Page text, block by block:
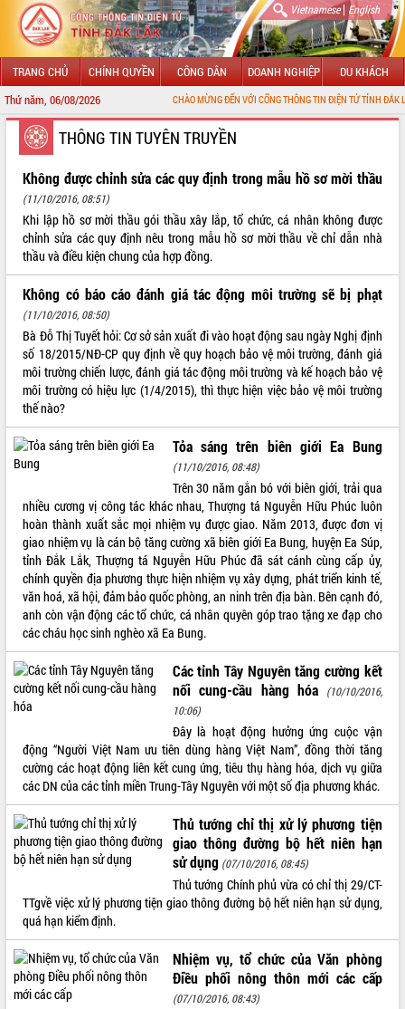
Vietnamese| English
TRANG CHỦ CHÍNH QUYỀN CÔNG DÂN DOANH NGHIỆP DU KHÁCH
Thứ năm, 06/08/2026 CHÀO MỪNG ĐẾN VỚI CỔNG THÔNG TIN ĐIỆN TỬ TỈNH ĐẮK LẮK
GIỚI THIỆU
LÃNH ĐẠO UBND TỈNH
TIN TỨC SỰ KIỆN
SỞ, BAN, NGÀNH
THÔNG TIN CHỈ ĐẠO ĐIỀU HÀNH
HỆ THỐNG VĂN BẢN
VĂN BẢN HĐND TỈNH
ĐIỂM TIN VĂN BẢN
QUY HOẠCH - KẾ HOẠCH
VIDEO
Không có file video nào để phát.
ALBUM ẢNH
THÔNG TIN TUYÊN TRUYỀN
Không được chỉnh sửa các quy định trong mẫu hồ sơ mời thầu
(11/10/2016, 08:51)
Khi lập hồ sơ mời thầu gói thầu xây lắp, tổ chức, cá nhân không được
chỉnh sửa các quy định nêu trong mẫu hồ sơ mời thầu về chỉ dẫn nhà
thầu và điều kiện chung của hợp đồng.
Không có báo cáo đánh giá tác động môi trường sẽ bị phạt
(11/10/2016, 08:50)
Bà Đỗ Thị Tuyết hỏi: Cơ sở sản xuất đi vào hoạt động sau ngày Nghị định
số 18/2015/NĐ-CP quy định về quy hoạch bảo vệ môi trường, đánh giá
môi trường chiến lược, đánh giá tác động môi trường và kế hoạch bảo vệ
môi trường có hiệu lực (1/4/2015), thì thực hiện việc bảo vệ môi trường
thế nào?
Tỏa sáng trên biên giới Ea Bung
(11/10/2016, 08:48)
Trên 30 năm gắn bó với biên giới, trải qua
nhiều cương vị công tác khác nhau, Thượng tá Nguyễn Hữu Phúc luôn
hoàn thành xuất sắc mọi nhiệm vụ được giao. Năm 2013, được đơn vị
giao nhiệm vụ là cán bộ tăng cường xã biên giới Ea Bung, huyện Ea Súp,
tỉnh Đắk Lắk, Thượng tá Nguyễn Hữu Phúc đã sát cánh cùng cấp ủy,
chính quyền địa phương thực hiện nhiệm vụ xây dựng, phát triển kinh tế,
văn hoá, xã hội, đảm bảo quốc phòng, an ninh trên địa bàn. Bên cạnh đó,
anh còn vận động các tổ chức, cá nhân quyên góp trao tặng xe đạp cho
các cháu học sinh nghèo xã Ea Bung.
Các tỉnh Tây Nguyên tăng cường kết
nối cung-cầu hàng hóa
(10/10/2016,
10:06)
Đây là hoạt động hưởng ứng cuộc vận
động “Người Việt Nam ưu tiên dùng hàng Việt Nam”, đồng thời tăng
cường các hoạt động liên kết cung ứng, tiêu thụ hàng hóa, dịch vụ giữa
các DN của các tỉnh miền Trung-Tây Nguyên với một số địa phương khác.
Thủ tướng chỉ thị xử lý phương tiện
giao thông đường bộ hết niên hạn
sử dụng (07/10/2016, 08:45)
Thủ tướng Chính phủ vừa có chỉ thị 29/CT-
TTgvề việc xử lý phương tiện giao thông đường bộ hết niên hạn sử dụng,
quá hạn kiểm định.
Nhiệm vụ, tổ chức của Văn phòng
Điều phối nông thôn mới các cấp
(07/10/2016, 08:43)